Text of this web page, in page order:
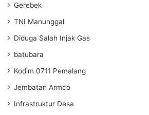
Gerebek
TNI Manunggal
Diduga Salah Injak Gas
batubara
Kodim 0711 Pemalang
Jembatan Armco
Infrastruktur Desa